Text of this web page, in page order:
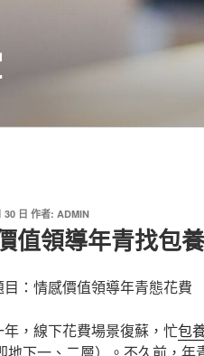
30 日 作者: ADMIN
值領導年青找包
目：情感價值領導年青態花費
年，線下花費場景復蘇，忙包